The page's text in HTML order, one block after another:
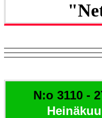
N:o 3110 -
Heinäkuu